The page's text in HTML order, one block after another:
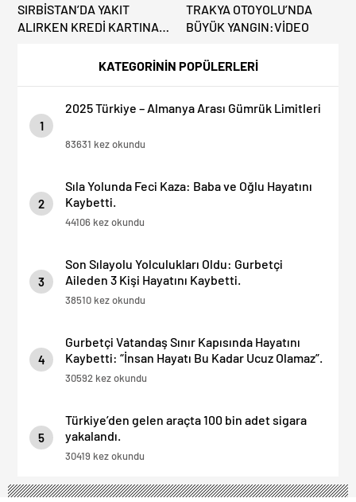
KATEGORİNİN POPÜLERLERİ
1
2025 Türkiye – Almanya Arası Gümrük Limitleri
83631 kez okundu
2
Sıla Yolunda Feci Kaza: Baba ve Oğlu Hayatını
Kaybetti.
44106 kez okundu
3
Son Sılayolu Yolculukları Oldu: Gurbetçi
Aileden 3 Kişi Hayatını Kaybetti.
38510 kez okundu
4
Gurbetçi Vatandaş Sınır Kapısında Hayatını
Kaybetti: “İnsan Hayatı Bu Kadar Ucuz Olamaz”.
30592 kez okundu
5
Türkiye’den gelen araçta 100 bin adet sigara
yakalandı.
30419 kez okundu
SIRBİSTAN’DA YAKIT
ALIRKEN KREDİ KARTINA
TRAKYA OTOYOLU’NDA
BÜYÜK YANGIN:VİDEO